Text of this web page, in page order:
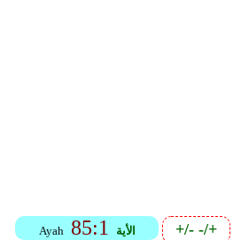
Ayah 85:1 الأية +/--/+